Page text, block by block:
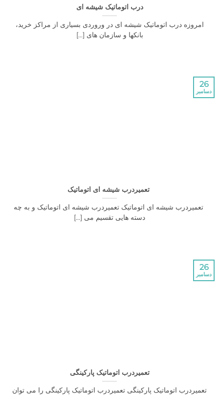
درب اتوماتیک شیشه ای
درب اتوماتیک شیشه ای در وروردی بسیاری از مراکز خرید،
بانکها و سازمان های [...]
تعمیردرب شیشه ای اتوماتیک
شیشه ای اتوماتیک تعمیردرب شیشه ای اتوماتیک و به چه
دسته هایی تقسیم می [...]
تعمیردرب اتوماتیک پارکینگی
اتوماتیک پارکینگی تعمیردرب اتوماتیک پارکینگی را می توان